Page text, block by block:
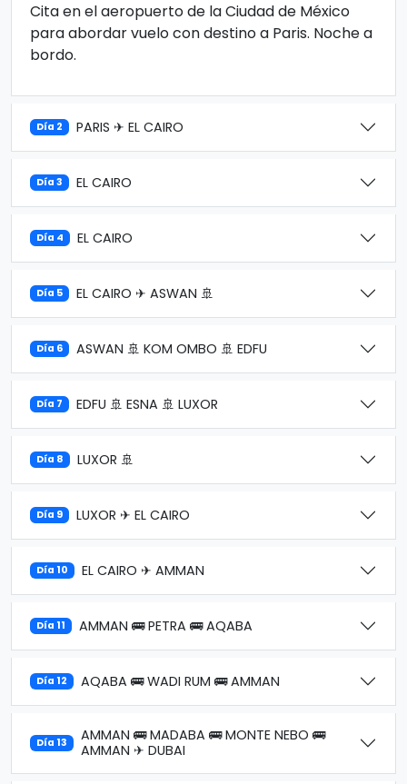
Cita en el aeropuerto de la Ciudad de México
para abordar vuelo con destino a Paris. Noche a
bordo.
Día 2 PARIS ✈ EL CAIRO
Día 3 EL CAIRO
Día 4 EL CAIRO
Día 5 EL CAIRO ✈ ASWAN 🚢
Día 6 ASWAN 🚢 KOM OMBO 🚢 EDFU
Día 7 EDFU 🚢 ESNA 🚢 LUXOR
Día 8 LUXOR 🚢
Día 9 LUXOR ✈ EL CAIRO
Día 10 EL CAIRO ✈ AMMAN
Día 11 AMMAN 🚌 PETRA 🚌 AQABA
Día 12 AQABA 🚌 WADI RUM 🚌 AMMAN
Día 13
AMMAN 🚌 MADABA 🚌 MONTE NEBO 🚌
AMMAN ✈ DUBAI